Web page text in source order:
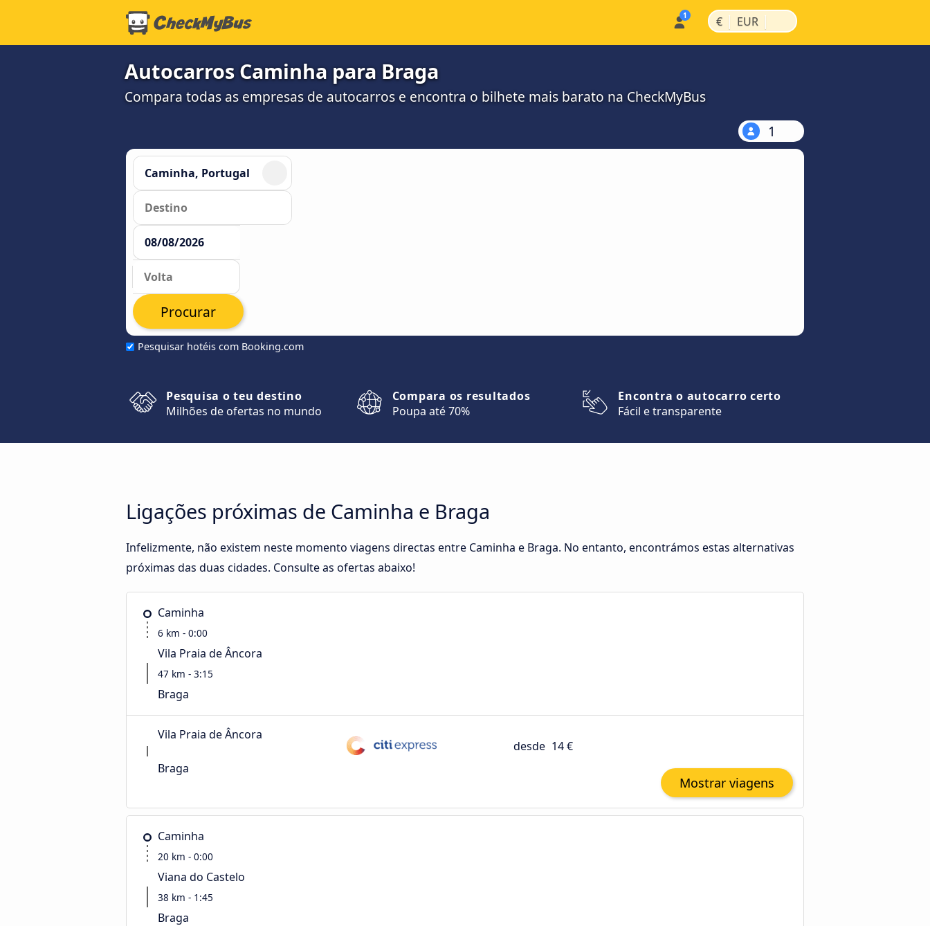
€ | EUR |
Autocarros Caminha para Braga
Compara todas as empresas de autocarros e encontra o bilhete mais barato na CheckMyBus
1
Pesquisar hotéis com Booking.com
Procurar
Pesquisa o teu destino
Milhões de ofertas no mundo
Compara os resultados
Poupa até 70%
Encontra o autocarro certo
Fácil e transparente
Ligações próximas de Caminha e Braga
Infelizmente, não existem neste momento viagens directas entre Caminha e Braga. No entanto, encontrámos estas alternativas
próximas das duas cidades. Consulte as ofertas abaixo!
Caminha
6 km - 0:00
Vila Praia de Âncora
47 km - 3:15
Braga
Vila Praia de Âncora
Braga
desde 14 €
Mostrar viagens
Caminha
20 km - 0:00
Viana do Castelo
38 km - 1:45
Braga